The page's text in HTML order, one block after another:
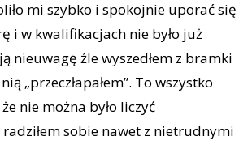
mi szybko i spokojnie uporać się
i w kwalifikacjach nie było już
nieuwagę źle wyszedłem z bramki
„przeczłapałem”. To wszystko
nie można było liczyć
sobie nawet z nietrudnymi